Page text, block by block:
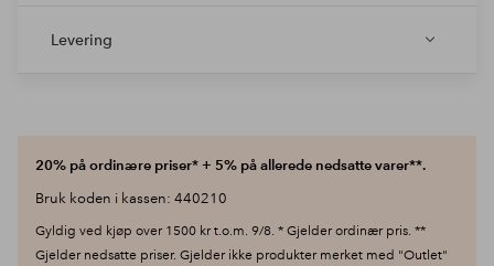
Levering
20% på ordinære priser* + 5% på allerede nedsatte varer**.
Bruk koden i kassen: 440210
Gyldig ved kjøp over 1500 kr t.o.m. 9/8. * Gjelder ordinær pris. **
Gjelder nedsatte priser. Gjelder ikke produkter merket med "Outlet"